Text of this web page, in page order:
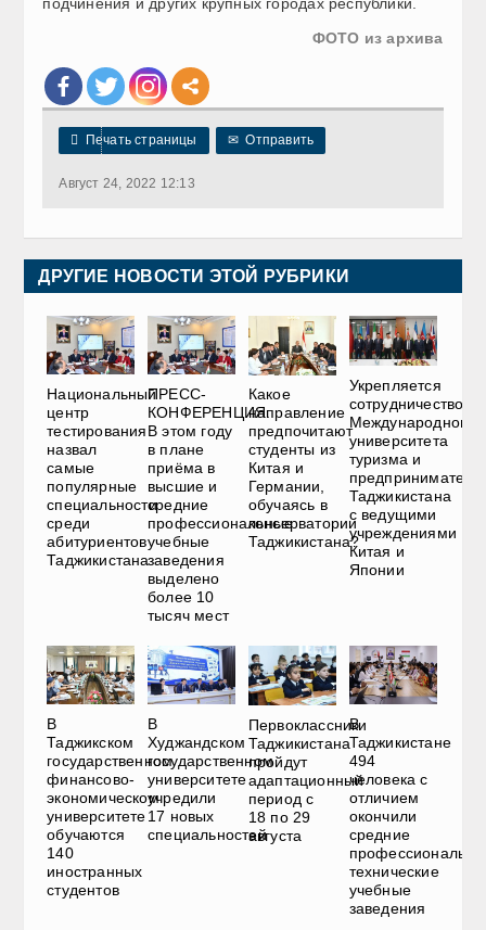
подчинения и других крупных городах республики.
ФОТО из архива
 Печать страницы ✉ Отправить
Август 24, 2022 12:13
ДРУГИЕ НОВОСТИ ЭТОЙ РУБРИКИ
Национальный
центр
тестирования
назвал
самые
популярные
специальности
среди
абитуриентов
Таджикистана
ПРЕСС-
КОНФЕРЕНЦИЯ.
В этом году
в плане
приёма в
высшие и
средние
профессиональные
учебные
заведения
выделено
более 10
тысяч мест
Какое
направление
предпочитают
студенты из
Китая и
Германии,
обучаясь в
консерватории
Таджикистана?
Укрепляется
сотрудничество
Международного
университета
туризма и
Таджикистана
с ведущими
учреждениями
Китая и
Японии
В
Таджикском
государственном
финансово-
экономическом
университете
обучаются
140
иностранных
студентов
В
Худжандском
государственном
университете
учредили
17 новых
специальностей
Первоклассники
Таджикистана
пройдут
адаптационный
период с
18 по 29
августа
В
Таджикистане
494
человека с
отличием
окончили
средние
технические
учебные
заведения